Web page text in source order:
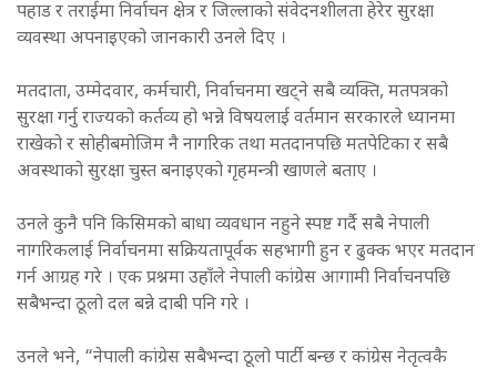
पहाड र तराईमा निर्वाचन क्षेत्र र जिल्लाको संवेदनशीलता हेरेर सुरक्षा
व्यवस्था अपनाइएको जानकारी उनले दिए ।
मतदाता, उम्मेदवार, कर्मचारी, निर्वाचनमा खट्ने सबै व्यक्ति, मतपत्रको
सुरक्षा गर्नु राज्यको कर्तव्य हो भन्ने विषयलाई वर्तमान सरकारले ध्यानमा
राखेको र सोहीबमोजिम नै नागरिक तथा मतदानपछि मतपेटिका र सबै
अवस्थाको सुरक्षा चुस्त बनाइएको गृहमन्त्री खाणले बताए ।
उनले कुनै पनि किसिमको बाधा व्यवधान नहुने स्पष्ट गर्दै सबै नेपाली
नागरिकलाई निर्वाचनमा सक्रियतापूर्वक सहभागी हुन र ढुक्क भएर मतदान
गर्न आग्रह गरे । एक प्रश्नमा उहाँले नेपाली कांग्रेस आगामी निर्वाचनपछि
सबैभन्दा ठूलो दल बन्ने दाबी पनि गरे ।
उनले भने, “नेपाली कांग्रेस सबैभन्दा ठूलो पार्टी बन्छ र कांग्रेस नेतृत्वकै